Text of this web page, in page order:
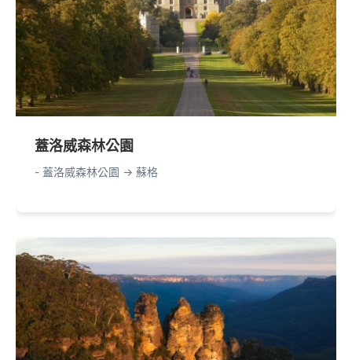
蓋洛威森林公園
- 蓋洛威森林公園 -> 蘇格